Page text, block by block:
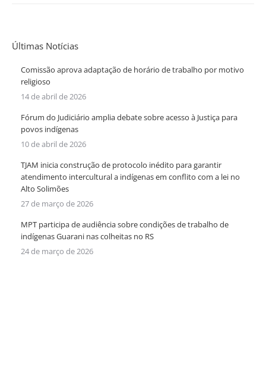
Últimas Notícias
Comissão aprova adaptação de horário de trabalho por motivo
religioso
14 de abril de 2026
Fórum do Judiciário amplia debate sobre acesso à Justiça para
povos indígenas
10 de abril de 2026
TJAM inicia construção de protocolo inédito para garantir
atendimento intercultural a indígenas em conflito com a lei no
Alto Solimões
27 de março de 2026
MPT participa de audiência sobre condições de trabalho de
indígenas Guarani nas colheitas no RS
24 de março de 2026